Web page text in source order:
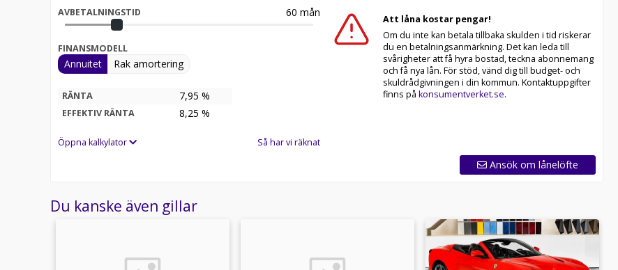
AVBETALNINGSTID 60 mån
FINANSMODELL
Annuitet Rak amortering
RÄNTA 7,95 %
EFFEKTIV RÄNTA 8,25 %
Öppna kalkylator Så har vi räknat
Att låna kostar pengar!
Om du inte kan betala tillbaka skulden i tid riskerar
du en betalningsanmärkning. Det kan leda till
svårigheter att få hyra bostad, teckna abonnemang
och få nya lån. För stöd, vänd dig till budget- och
skuldrådgivningen i din kommun. Kontaktuppgifter
finns på konsumentverket.se.
Ansök om lånelöfte
Du kanske även gillar